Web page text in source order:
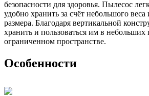
безопасности для здоровья. Пылесос
удобно хранить за счёт небольшого
размера. Благодаря вертикальной
хранить и пользоваться им в
ограниченном пространстве.
Особенности